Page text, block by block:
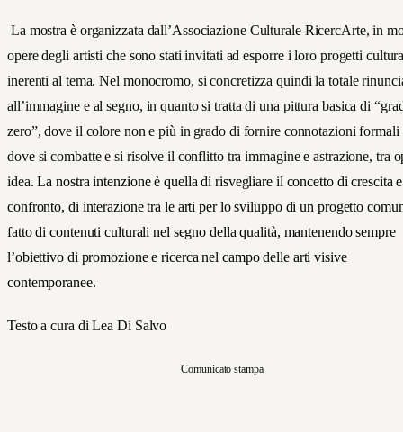
La mostra è organizzata dall’Associazione Culturale RicercArte, in
opere degli artisti che sono stati invitati ad esporre i loro progetti
inerenti al tema. Nel monocromo, si concretizza quindi la totale
all’immagine e al segno, in quanto si tratta di una pittura basica di
zero”, dove il colore non e più in grado di fornire connotazioni formali
dove si combatte e si risolve il conflitto tra immagine e astrazione, tra
idea. La nostra intenzione è quella di risvegliare il concetto di crescita
confronto, di interazione tra le arti per lo sviluppo di un progetto
fatto di contenuti culturali nel segno della qualità, mantenendo sempre
l’obiettivo di promozione e ricerca nel campo delle arti visive
contemporanee.
Testo a cura di Lea Di Salvo
Comunicato stampa